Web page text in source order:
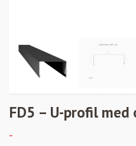
FD5 – U-profil med
-